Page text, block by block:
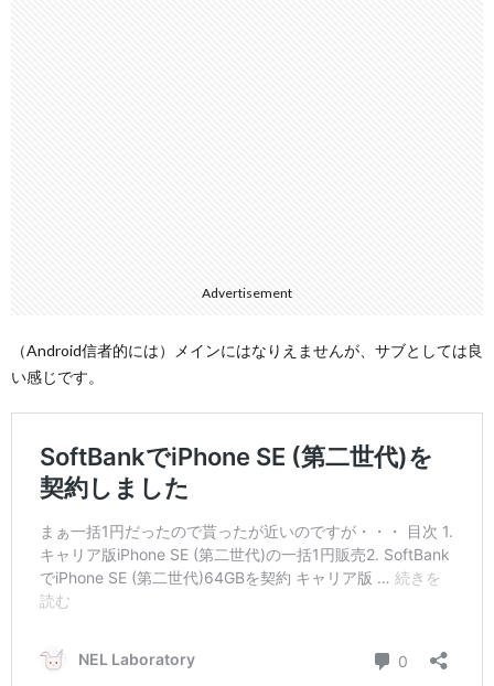
Advertisement
（Android信者的には）メインにはなりえませんが、サブとしては良
い感じです。